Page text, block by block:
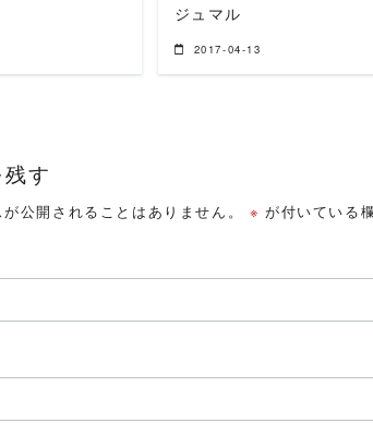
ジュマル
2017-04-13
す
公開されることはありません。 ※ が付いている